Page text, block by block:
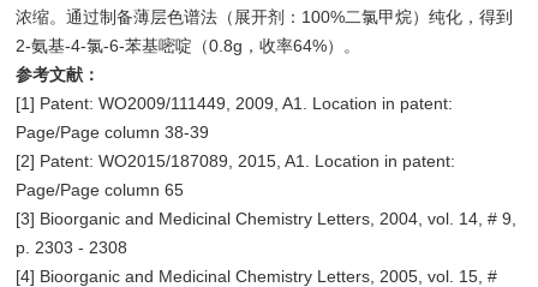
浓缩。通过制备薄层色谱法（展开剂：100%二氯甲烷）纯化，得到
2-氨基-4-氯-6-苯基嘧啶（0.8g，收率64%）。
参考文献：
[1] Patent: WO2009/111449, 2009, A1. Location in patent:
Page/Page column 38-39
[2] Patent: WO2015/187089, 2015, A1. Location in patent:
Page/Page column 65
[3] Bioorganic and Medicinal Chemistry Letters, 2004, vol. 14, # 9,
p. 2303 - 2308
[4] Bioorganic and Medicinal Chemistry Letters, 2005, vol. 15, #